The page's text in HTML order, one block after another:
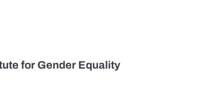
for Gender Equality